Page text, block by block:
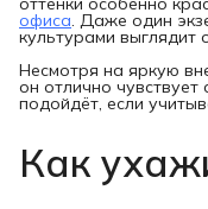
офиса. Даже один
культурами выглядит
Несмотря на яркую
он отлично
подойдёт, если
Как